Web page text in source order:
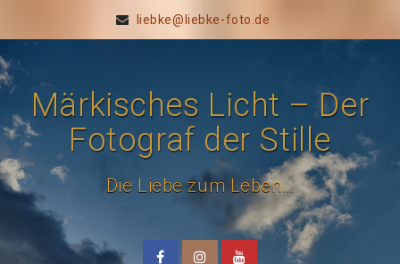
liebke@liebke-foto.de
Märkisches Licht – Der
Fotograf der Stille
Die Liebe zum Leben…